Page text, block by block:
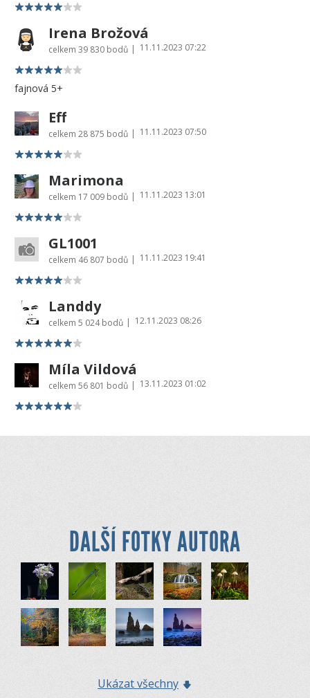
Irena Brožová
celkem 39 830 bodů | 11.11.2023 07:22
fajnová 5+
Eff
celkem 28 875 bodů | 11.11.2023 07:50
Marimona
celkem 17 009 bodů | 11.11.2023 13:01
GL1001
celkem 46 807 bodů | 11.11.2023 19:41
Landdy
celkem 5 024 bodů | 12.11.2023 08:26
Míla Vildová
celkem 56 801 bodů | 13.11.2023 01:02
DALŠÍ FOTKY AUTORA
Ukázat všechny